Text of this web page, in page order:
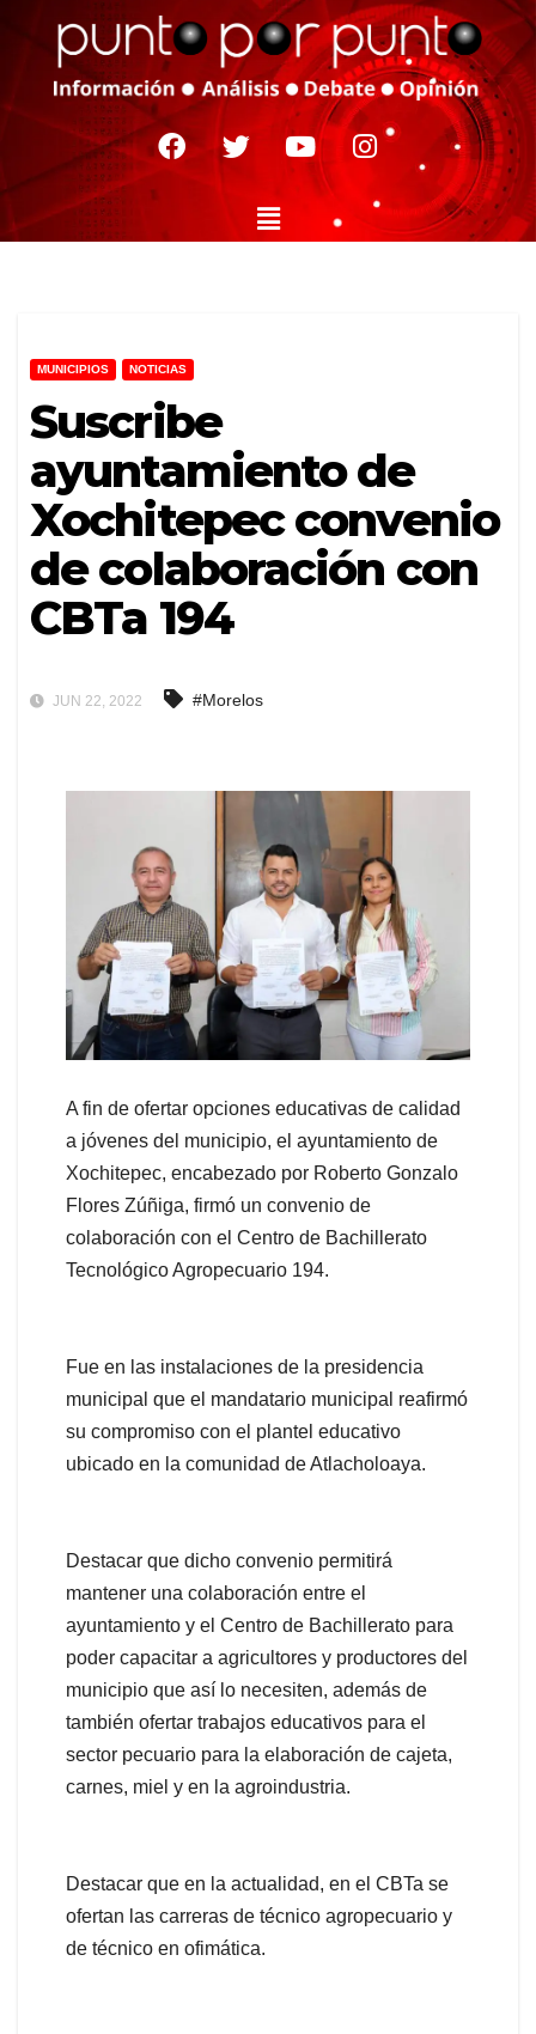
MUNICIPIOS NOTICIAS
Suscribe
ayuntamiento de
Xochitepec convenio
de colaboración con
CBTa 194
JUN 22, 2022 #Morelos
A fin de ofertar opciones educativas de calidad
a jóvenes del municipio, el ayuntamiento de
Xochitepec, encabezado por Roberto Gonzalo
Flores Zúñiga, firmó un convenio de
colaboración con el Centro de Bachillerato
Tecnológico Agropecuario 194.
Fue en las instalaciones de la presidencia
municipal que el mandatario municipal reafirmó
su compromiso con el plantel educativo
ubicado en la comunidad de Atlacholoaya.
Destacar que dicho convenio permitirá
mantener una colaboración entre el
ayuntamiento y el Centro de Bachillerato para
poder capacitar a agricultores y productores del
municipio que así lo necesiten, además de
también ofertar trabajos educativos para el
sector pecuario para la elaboración de cajeta,
carnes, miel y en la agroindustria.
Destacar que en la actualidad, en el CBTa se
ofertan las carreras de técnico agropecuario y
de técnico en ofimática.